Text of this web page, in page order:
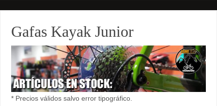
Gafas Kayak Junior
* Precios válidos salvo error tipográfico.